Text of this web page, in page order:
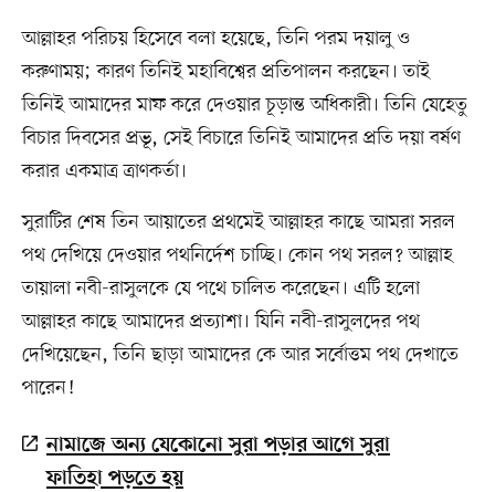
আল্লাহর পরিচয় হিসেবে বলা হয়েছে, তিনি পরম দয়ালু ও
করুণাময়; কারণ তিনিই মহাবিশ্বের প্রতিপালন করছেন। তাই
তিনিই আমাদের মাফ করে দেওয়ার চূড়ান্ত অধিকারী। তিনি যেহেতু
বিচার দিবসের প্রভূ, সেই বিচারে তিনিই আমাদের প্রতি দয়া বর্ষণ
করার একমাত্র ত্রাণকর্তা।
সুরাটির শেষ তিন আয়াতের প্রথমেই আল্লাহর কাছে আমরা সরল
পথ দেখিয়ে দেওয়ার পথনির্দেশ চাচ্ছি। কোন পথ সরল? আল্লাহ
তায়ালা নবী-রাসুলকে যে পথে চালিত করেছেন। এটি হলো
আল্লাহর কাছে আমাদের প্রত্যাশা। যিনি নবী-রাসুলদের পথ
দেখিয়েছেন, তিনি ছাড়া আমাদের কে আর সর্বোত্তম পথ দেখাতে
পারেন!
নামাজে অন্য যেকোনো সুরা পড়ার আগে সুরা
ফাতিহা পড়তে হয়